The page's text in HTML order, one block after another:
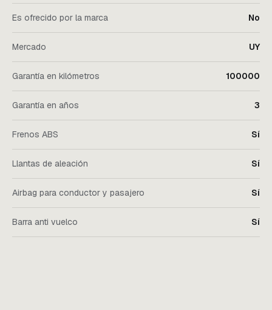
Es ofrecido por la marca No
Mercado UY
Garantía en kilómetros 100000
Garantía en años 3
Frenos ABS Sí
Llantas de aleación Sí
Airbag para conductor y pasajero Sí
Barra anti vuelco Sí